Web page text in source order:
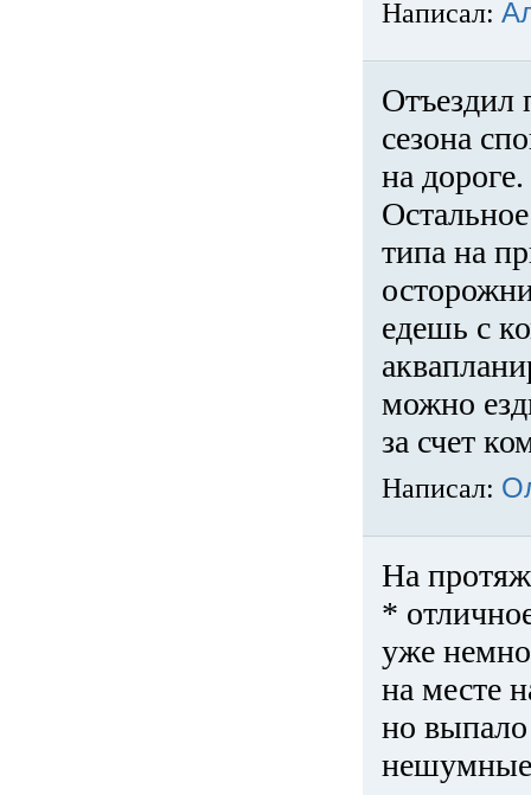
Написал:
Отъездил
сезона
на
типа на
едешь с
можно
за счет
Написал:
На
*
уже
на месте
но
нешумные